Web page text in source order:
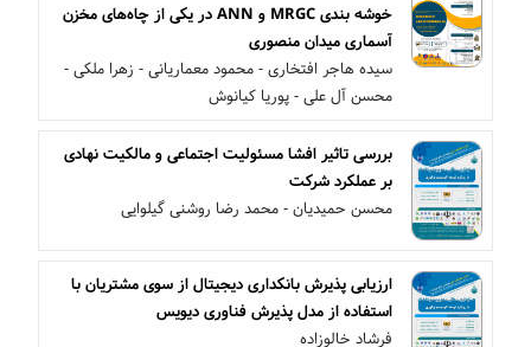
خوشه بندی MRGC و ANN در یکی از چاه‌های مخزن
آسماری میدان منصوری
سیده هاجر افتخاری - محمود معماریانی - زهرا ملکی -
محسن آل علی - پوریا کیانوش
بررسی تاثیر افشا مسئولیت اجتماعی و مالکیت نهادی
بر عملکرد شرکت
محسن حمیدیان - محمد رضا روشنی گیلوایی
ارزیابی پذیرش بانکداری دیجیتال از سوی مشتریان با
استفاده از مدل پذیرش فناوری دیویس
فرشاد خالوزاده